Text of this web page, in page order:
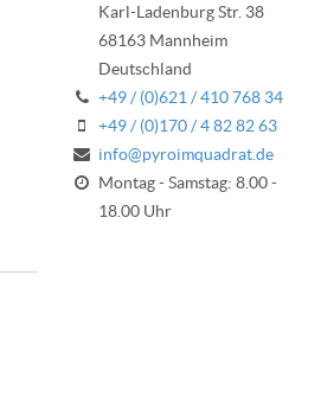
Karl-Ladenburg Str. 38
68163 Mannheim
Deutschland
+49 / (0)621 / 410 768 34
+49 / (0)170 / 4 82 82 63
info@pyroimquadrat.de
Montag - Samstag: 8.00 -
18.00 Uhr